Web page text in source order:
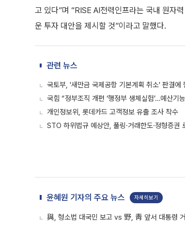
고 있다”며 “RISE AI전력인프라는 국내 원자
운 투자 대안을 제시할 것”이라고 말했다.
관련 뉴스
국토부, '새만금 국제공항 기본계획 취소' 판결에
국힘 “정부조직 개편 ‘행정부 생체실험’…예산기
개인정보위, 롯데카드 고객정보 유출 조사 착수
STO 하위법규 예상안, 풀링·거래한도·정형증권
윤혜원 기자의 주요 뉴스 자세히보기
與, 형소법 대국민 보고 vs 野, 靑 앞서 대통령